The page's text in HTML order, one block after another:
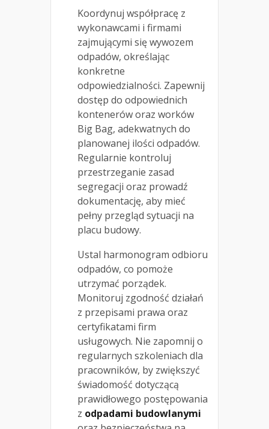
Koordynuj współpracę z
wykonawcami i firmami
zajmującymi się wywozem
odpadów, określając
konkretne
odpowiedzialności. Zapewnij
dostęp do odpowiednich
kontenerów oraz worków
Big Bag, adekwatnych do
planowanej ilości odpadów.
Regularnie kontroluj
przestrzeganie zasad
segregacji oraz prowadź
dokumentację, aby mieć
pełny przegląd sytuacji na
placu budowy.
Ustal harmonogram odbioru
odpadów, co pomoże
utrzymać porządek.
Monitoruj zgodność działań
z przepisami prawa oraz
certyfikatami firm
usługowych. Nie zapomnij o
regularnych szkoleniach dla
pracowników, by zwiększyć
świadomość dotyczącą
prawidłowego postępowania
z odpadami budowlanymi